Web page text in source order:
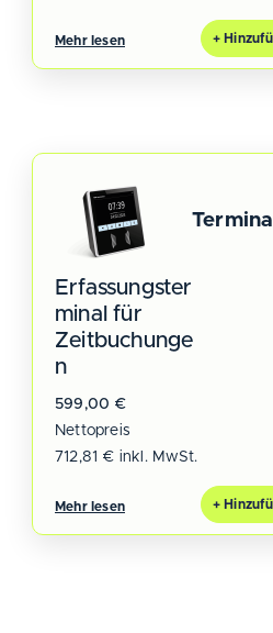
Mehr lesen +
Erfassungster
minal für
Zeitbuchunge
n
599,00 €
Nettopreis
712,81 € inkl. MwSt.
Mehr lesen +